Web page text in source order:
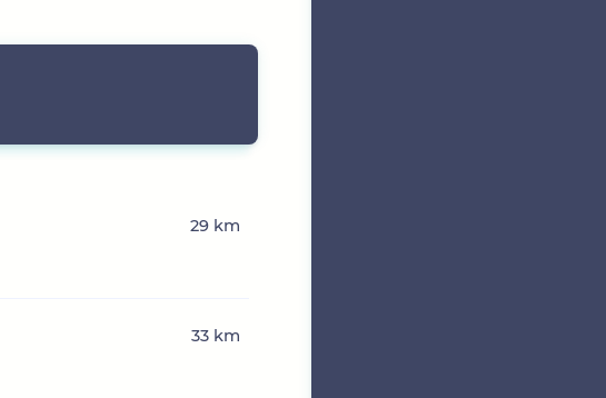
29 km
33 km